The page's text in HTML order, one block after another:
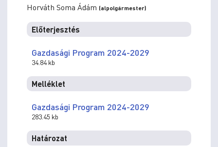
Horváth Soma Ádám (alpolgármester)
Előterjesztés
Gazdasági Program 2024-2029
34.84 kb
Melléklet
Gazdasági Program 2024-2029
283.45 kb
Határozat